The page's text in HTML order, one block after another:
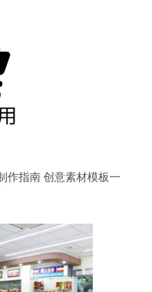
作指南 创意素材模板一